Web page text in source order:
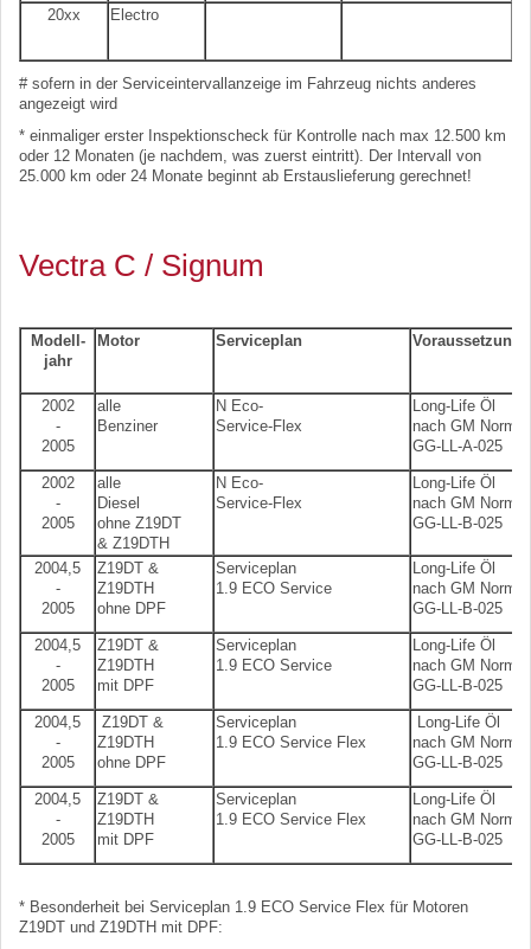
20xx Electro
# sofern in der Serviceintervallanzeige im Fahrzeug nichts anderes
angezeigt wird
* einmaliger erster Inspektionscheck für Kontrolle nach max 12.500 km
oder 12 Monaten (je nachdem, was zuerst eintritt). Der Intervall von
25.000 km oder 24 Monate beginnt ab Erstauslieferung gerechnet!
Vectra C / Signum
Modell-
jahr
Motor Serviceplan Voraussetzung
2002
-
2005
alle
Benziner
N Eco-
Service-Flex
Long-Life Öl
nach GM Norm
GG-LL-A-025
2002
-
2005
alle
Diesel
ohne Z19DT
& Z19DTH
N Eco-
Service-Flex
Long-Life Öl
nach GM Norm
GG-LL-B-025
2004,5
-
2005
Z19DT &
Z19DTH
ohne DPF
Serviceplan
1.9 ECO Service
Long-Life Öl
nach GM Norm
GG-LL-B-025
2004,5
-
2005
Z19DT &
Z19DTH
mit DPF
Serviceplan
1.9 ECO Service
Long-Life Öl
nach GM Norm
GG-LL-B-025
2004,5
-
2005
Z19DT &
Z19DTH
ohne DPF
Serviceplan
1.9 ECO Service Flex
Long-Life Öl
nach GM Norm
GG-LL-B-025
2004,5
-
2005
Z19DT &
Z19DTH
mit DPF
Serviceplan
1.9 ECO Service Flex
Long-Life Öl
nach GM Norm
GG-LL-B-025
* Besonderheit bei Serviceplan 1.9 ECO Service Flex für Motoren
Z19DT und Z19DTH mit DPF: